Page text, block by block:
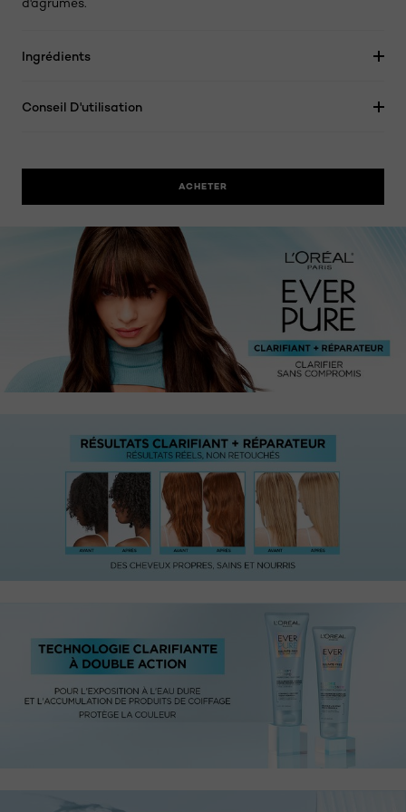
Ingrédients
Conseil D'utilisation
ACHETER